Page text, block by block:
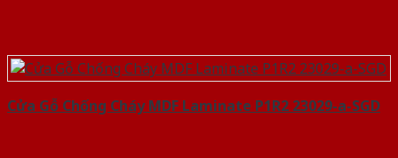
Cửa Gỗ Chống Cháy MDF Laminate P1R2 23029-a-SGD